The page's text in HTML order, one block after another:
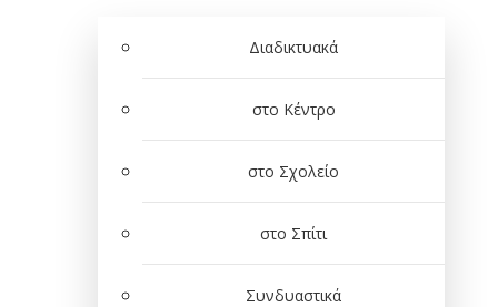
Διαδικτυακά
στο Κέντρο
στο Σχολείο
στο Σπίτι
Συνδυαστικά